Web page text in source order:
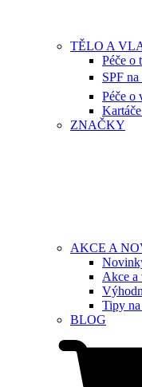
TĚLO A
Péče o
SPF
Péče o
ZNAČKY
AKCE A
Akce a
Tipy
BLOG